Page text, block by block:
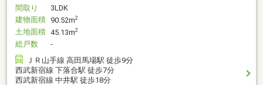
間取り
3LDK
建物面積 90.52m2
土地面積 45.13m2
総戸数
-
ＪＲ山手線 高田馬場駅 徒歩9分
西武新宿線 下落合駅 徒歩7分
西武新宿線 中井駅 徒歩18分